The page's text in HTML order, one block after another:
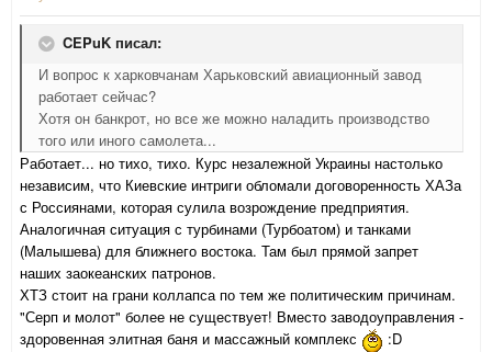
CEPuK писал:
И вопрос к харковчанам Харьковский авиационный завод
работает сейчас?
Хотя он банкрот, но все же можно наладить производство
того или иного самолета...
Работает... но тихо, тихо. Курс незалежной Украины настолько
независим, что Киевские интриги обломали договоренность ХАЗа
с Россиянами, которая сулила возрождение предприятия.
Аналогичная ситуация с турбинами (Турбоатом) и танками
(Малышева) для ближнего востока. Там был прямой запрет
наших заокеанских патронов.
ХТЗ стоит на грани коллапса по тем же политическим причинам.
"Серп и молот" более не существует! Вместо заводоуправления -
здоровенная элитная баня и массажный комплекс
:D